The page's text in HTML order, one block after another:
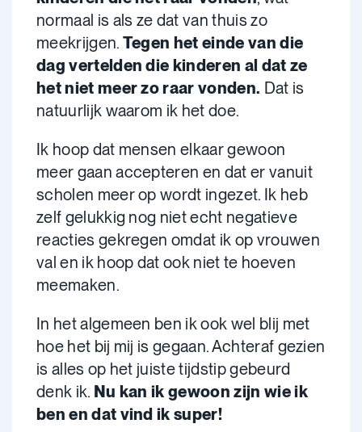
normaal is als ze dat van thuis zo
meekrijgen. Tegen het einde van die
dag vertelden die kinderen al dat ze
het niet meer zo raar vonden. Dat is
natuurlijk waarom ik het doe.
Ik hoop dat mensen elkaar gewoon
meer gaan accepteren en dat er vanuit
scholen meer op wordt ingezet. Ik heb
zelf gelukkig nog niet echt negatieve
reacties gekregen omdat ik op vrouwen
val en ik hoop dat ook niet te hoeven
meemaken.
In het algemeen ben ik ook wel blij met
hoe het bij mij is gegaan. Achteraf gezien
is alles op het juiste tijdstip gebeurd
denk ik. Nu kan ik gewoon zijn wie ik
ben en dat vind ik super!